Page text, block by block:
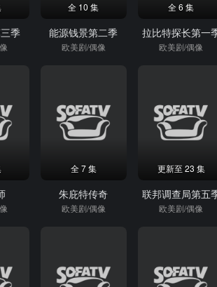
季
全 10 集
能源钱景第二季
欧美剧/偶像
全 6 集
拉比特探长第一
欧美剧/偶像
全 7 集
朱庇特传奇
欧美剧/偶像
更新至 23 集
联邦调查局第五
欧美剧/偶像